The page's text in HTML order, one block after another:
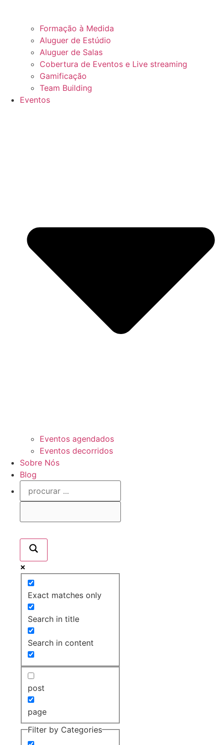
Formação à Medida
Aluguer de Estúdio
Aluguer de Salas
Cobertura de Eventos e Live streaming
Gamificação
Team Building
Eventos
Eventos agendados
Eventos decorridos
Sobre Nós
Blog
Exact matches only
Search in title
Search in content
post
page
Filter by Categories